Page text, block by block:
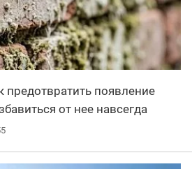
предотвратить появление
от нее навсегда